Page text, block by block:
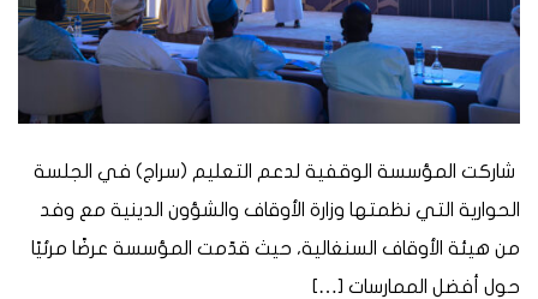
⁨ شاركت المؤسسة الوقفية لدعم التعليم (سراج) في الجلسة
الحوارية التي نظمتها وزارة الأوقاف والشؤون الدينية مع وفد
من هيئة الأوقاف السنغالية، حيث قدّمت المؤسسة عرضًا مرئيًا
حول أفضل الممارسات […]